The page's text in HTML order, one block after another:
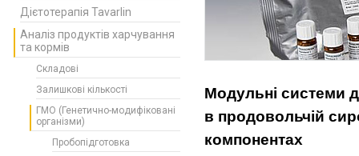
Дієтотерапія Tavarlin
Аналіз продуктів харчування
та кормів
Складові
Залишкові кількості
ГМО (Генетично-модифіковані
організми)
Пробопідготовка
Модульні системи
в продовольчій сир
компонентах